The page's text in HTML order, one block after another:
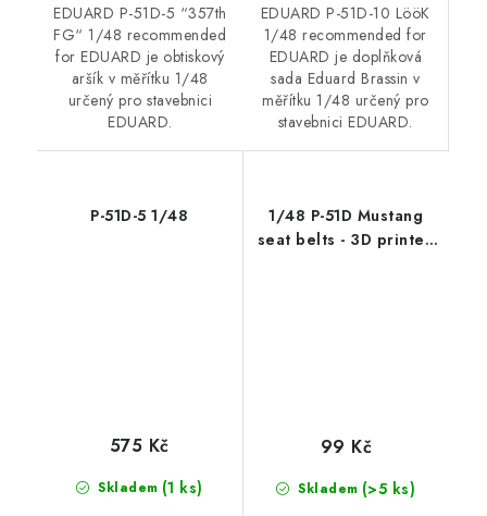
EDUARD P-51D-5 “357th
FG“ 1/48 recommended
for EDUARD je obtiskový
aršík v měřítku 1/48
určený pro stavebnici
EDUARD.
EDUARD P-51D-10 LööK
1/48 recommended for
EDUARD je doplňková
sada Eduard Brassin v
měřítku 1/48 určený pro
stavebnici EDUARD.
P-51D-5 1/48
Skladem (1 ks)
575 Kč
1/48 P-51D Mustang
seat belts - 3D printed
Skladem (>5 ks)
99 Kč